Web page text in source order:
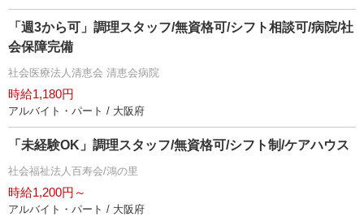
「週3から可」調理スタッフ/無資格可/シフト相談可/病院/社
会保障完備
社会医療法人清恵会 清恵会病院
時給1,180円
アルバイト・パート / 大阪府
「未経験OK」調理スタッフ/無資格可/シフト制/ケアハウス
社会福祉法人百寿会/鴻の里
時給1,200円～
アルバイト・パート / 大阪府